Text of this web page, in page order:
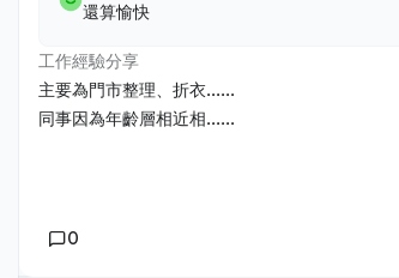
還算愉快
工作經驗分享
主要為門市整理、折衣......
同事因為年齡層相近相......
0